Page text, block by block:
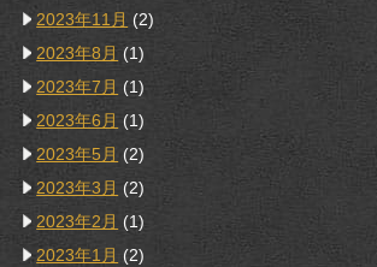
2023年11月 (2)
2023年8月 (1)
2023年7月 (1)
2023年6月 (1)
2023年5月 (2)
2023年3月 (2)
2023年2月 (1)
2023年1月 (2)